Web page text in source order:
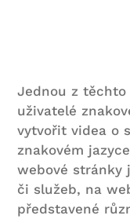
Jednou z
uživatelé
vytvořit videa o
znakovém
webové stránky
či služeb, na
představené